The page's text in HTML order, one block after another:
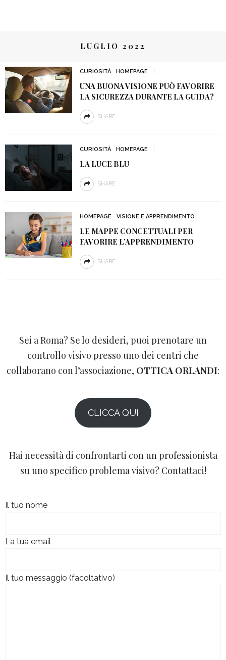
LUGLIO 2022
CURIOSITÀ HOMEPAGE
UNA BUONA VISIONE PUÒ FAVORIRE
LA SICUREZZA DURANTE LA GUIDA?
SHARE
CURIOSITÀ HOMEPAGE
LA LUCE BLU
SHARE
HOMEPAGE VISIONE E APPRENDIMENTO
LE MAPPE CONCETTUALI PER
FAVORIRE L’APPRENDIMENTO
SHARE
Sei a Roma? Se lo desideri, puoi prenotare un
controllo visivo presso uno dei centri che
collaborano con l’associazione, OTTICA ORLANDI:
CLICCA QUI
Hai necessità di confrontarti con un professionista
su uno specifico problema visivo? Contattaci!
Il tuo nome
La tua email
Il tuo messaggio (facoltativo)